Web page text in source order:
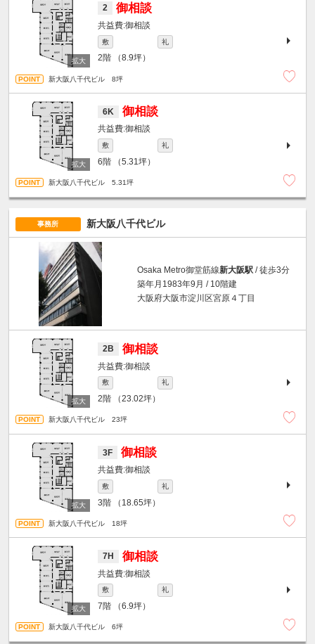
2 御相談
御相談
敷 礼
2階 （8.9坪）
新大阪八千代ビル 8坪
6K 御相談
御相談
敷 礼
6階 （5.31坪）
新大阪八千代ビル 5.31坪
事務所 新大阪八千代ビル
Osaka Metro御堂筋線新大阪駅 / 徒歩3分
築年月1983年9月 / 10階建
大阪府大阪市淀川区宮原４丁目
2B 御相談
御相談
敷 礼
2階 （23.02坪）
新大阪八千代ビル 23坪
3F 御相談
御相談
敷 礼
3階 （18.65坪）
新大阪八千代ビル 18坪
7H 御相談
御相談
敷 礼
7階 （6.9坪）
新大阪八千代ビル 6坪